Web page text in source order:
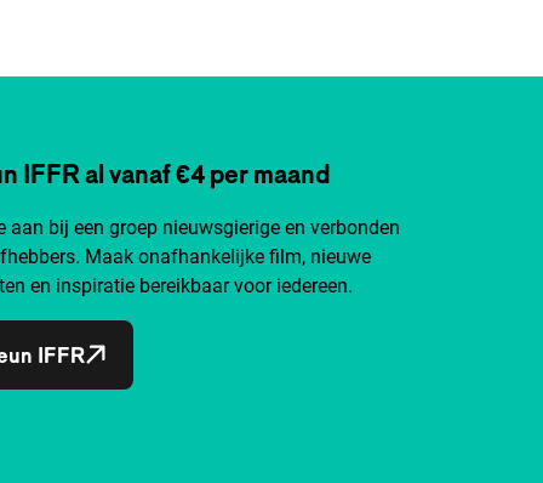
IFFR al vanaf €4 per maand
aan bij een groep nieuwsgierige en verbonden
Maak onafhankelijke film, nieuwe
en inspiratie bereikbaar voor iedereen.
IFFR